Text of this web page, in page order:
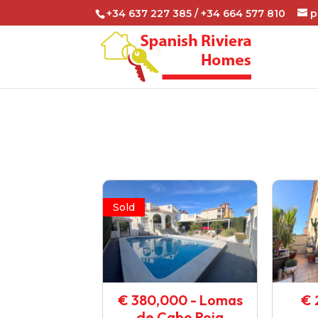
+34 637 227 385 / +34 664 577 810
Sold
€ 380,000 - Lomas
€